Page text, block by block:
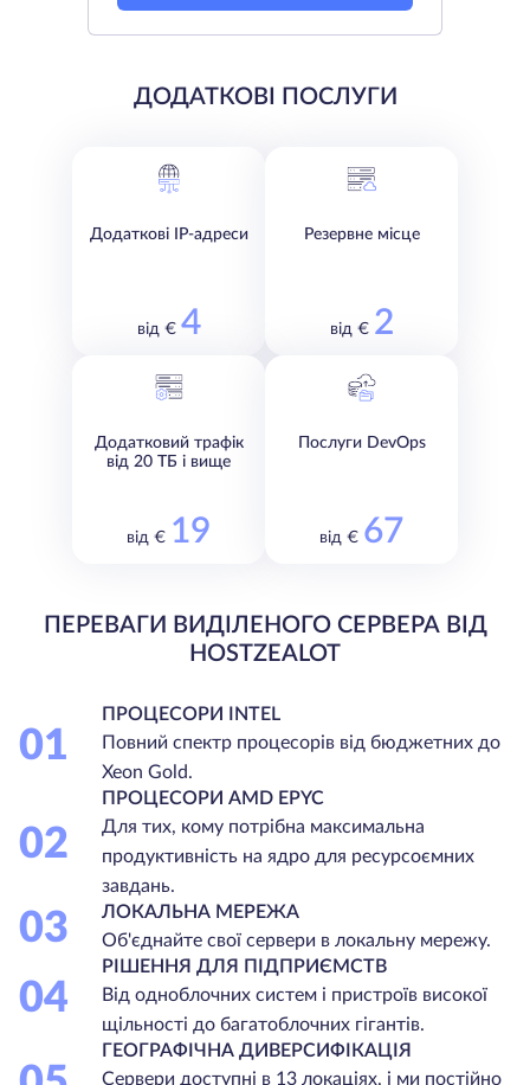
ДОДАТКОВІ ПОСЛУГИ
Додаткові IP-адреси
від € 4
Резервне місце
від € 2
Додатковий трафік
від 20 ТБ і вище
від € 19
Послуги DevOps
від € 67
ПЕРЕВАГИ ВИДІЛЕНОГО СЕРВЕРА ВІД
HOSTZEALOT
01
ПРОЦЕСОРИ INTEL
Повний спектр процесорів від бюджетних до
Xeon Gold.
02
ПРОЦЕСОРИ AMD EPYC
Для тих, кому потрібна максимальна
продуктивність на ядро для ресурсоємних
завдань.
03
ЛОКАЛЬНА МЕРЕЖА
Об'єднайте свої сервери в локальну мережу.
04
РІШЕННЯ ДЛЯ ПІДПРИЄМСТВ
Від одноблочних систем і пристроїв високої
щільності до багатоблочних гігантів.
ГЕОГРАФІЧНА ДИВЕРСИФІКАЦІЯ
Сервери доступні в 13 локаціях, і ми постійно